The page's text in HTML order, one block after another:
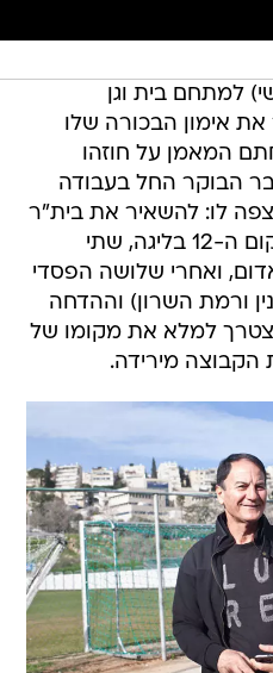
למתחם בית וגן
אימון הבכורה שלו
המאמן על חוזהו
הבוקר החל בעבודה
לו: להשאיר את בית"ר
בליגה. בית"ר מדורגת במקום ה-12 בליגה, שתי
ואחרי שלושה הפסדי
ורמת השרון) וההדחה
למלא את מקומו של
הקבוצה מירידה.